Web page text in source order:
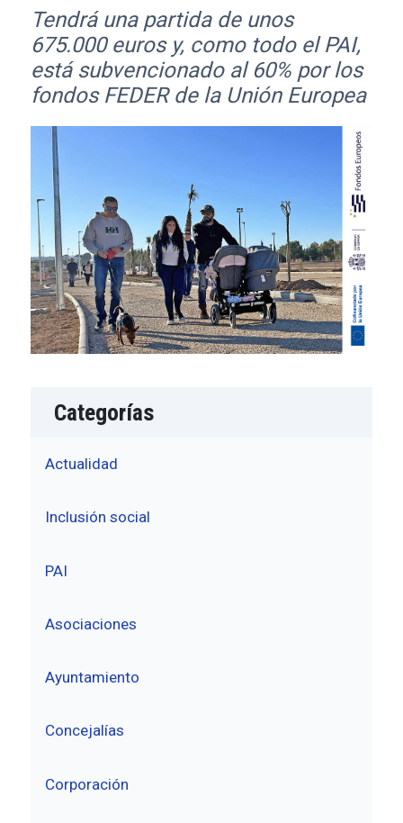
Tendrá una partida de unos
675.000 euros y, como todo el PAI,
está subvencionado al 60% por los
fondos FEDER de la Unión Europea
Categorías
Actualidad
Inclusión social
PAI
Asociaciones
Ayuntamiento
Concejalías
Corporación